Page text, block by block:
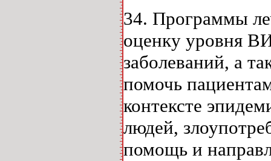
34. Программы
оценку уровня
заболеваний, а
помочь
контексте
людей,
помощь и